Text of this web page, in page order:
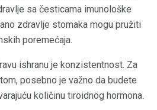
sa česticama imunološke
zdravlje stomaka mogu pružiti
poremećaja.
ishranu je konzistentnost. Za
posebno je važno da budete
količinu tiroidnog hormona.